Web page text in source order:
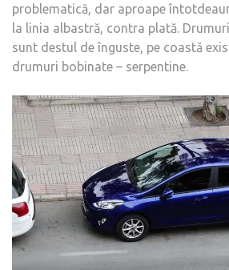
problematică, dar aproape
la linia albastră, contra plată.
sunt destul de înguste, pe coastă
drumuri bobinate – serpentine.